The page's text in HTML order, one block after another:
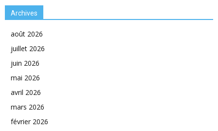
Archives
août 2026
juillet 2026
juin 2026
mai 2026
avril 2026
mars 2026
février 2026